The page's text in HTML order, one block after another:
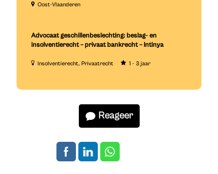
Oost-Vlaanderen
Advocaat geschillenbeslechting: beslag- en
insolventierecht – privaat bankrecht – Intinya
Insolventierecht Privaatrecht 1 - 3 jaar
Reageer